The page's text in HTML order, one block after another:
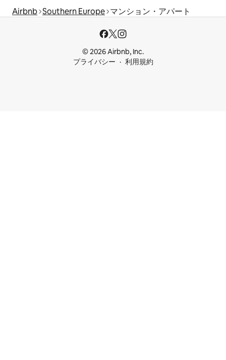
Airbnb Southern Europe マンション・アパート
© 2026 Airbnb, Inc.
プライバシー
利用規約